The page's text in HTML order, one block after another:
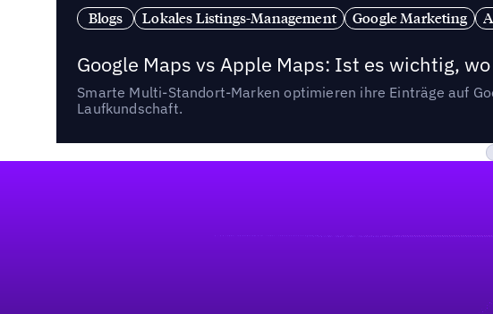
Blogs Lokales Listings-Management Google Marketing
Google Maps vs Apple Maps: Ist es wichtig,
Smarte Multi-Standort-Marken optimieren ihre Einträge auf
Laufkundschaft.